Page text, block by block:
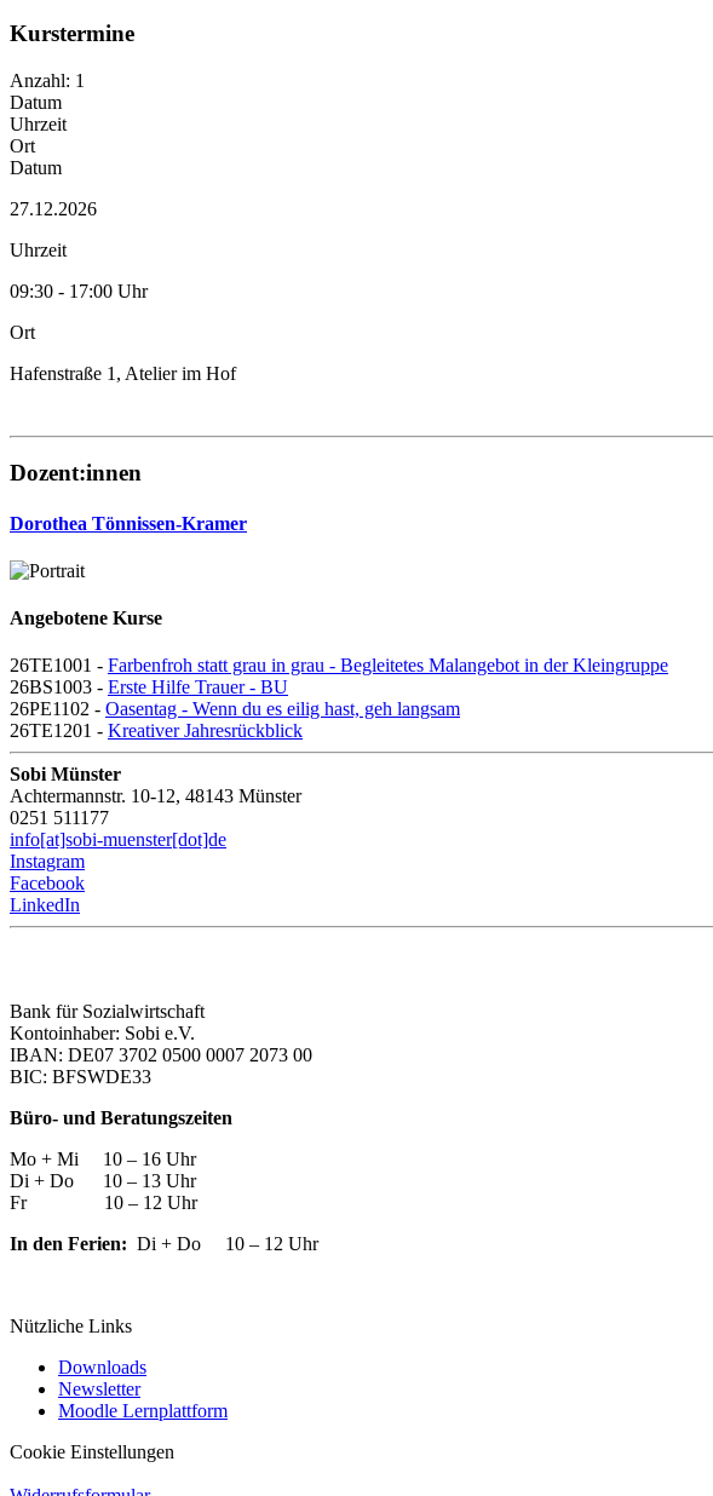
Kurstermine
Anzahl: 1
Datum
Uhrzeit
Ort
Datum
27.12.2026
Uhrzeit
09:30 - 17:00 Uhr
Ort
Hafenstraße 1, Atelier im Hof
Dozent:innen
Dorothea Tönnissen-Kramer
Angebotene Kurse
26TE1001 - Farbenfroh statt grau in grau - Begleitetes Malangebot in der Kleingruppe
26BS1003 - Erste Hilfe Trauer - BU
26PE1102 - Oasentag - Wenn du es eilig hast, geh langsam
26TE1201 - Kreativer Jahresrückblick
Sobi Münster
Achtermannstr. 10-12, 48143 Münster
0251 511177
info[at]sobi-muenster[dot]de
Instagram
Facebook
LinkedIn
Bank für Sozialwirtschaft
Kontoinhaber: Sobi e.V.
IBAN: DE07 3702 0500 0007 2073 00
BIC: BFSWDE33
Büro- und Beratungszeiten
Mo + Mi 10 – 16 Uhr
Di + Do 10 – 13 Uhr
Fr 10 – 12 Uhr
In den Ferien: Di + Do 10 – 12 Uhr
Nützliche Links
Downloads
Newsletter
Moodle Lernplattform
Cookie Einstellungen